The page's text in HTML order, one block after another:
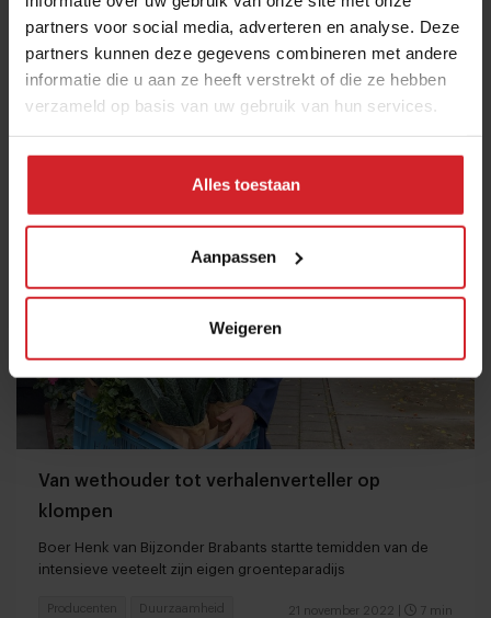
partners voor social media, adverteren en analyse. Deze
partners kunnen deze gegevens combineren met andere
informatie die u aan ze heeft verstrekt of die ze hebben
verzameld op basis van uw gebruik van hun services.
Alles toestaan
Aanpassen
Weigeren
Over zijn restaurant, duurzaamheid en fine dining
21 november 2022 | :00
Gastronomie Chefs
Van wethouder tot verhalenverteller op
klompen
Boer Henk van Bijzonder Brabants startte temidden van de
intensieve veeteelt zijn eigen groenteparadijs
21 november 2022 7 min
Producenten Duurzaamheid